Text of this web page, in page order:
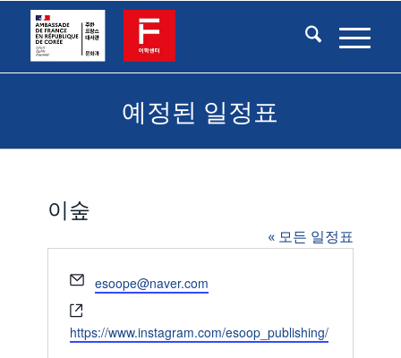
예정된 일정표
이숲
« 모든 일정표
Email
esoope@naver.com
https://www.instagram.com/esoop_publishing/